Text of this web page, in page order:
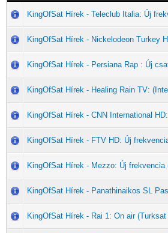
KingOfSat Hírek - Teleclub Italia: Új
KingOfSat Hírek - Nickelodeon Turkey
KingOfSat Hírek - Persiana Rap : Új
KingOfSat Hírek - Healing Rain TV:
KingOfSat Hírek - CNN International
KingOfSat Hírek - FTV HD: Új
KingOfSat Hírek - Mezzo: Új frekvencia
KingOfSat Hírek - Panathinaikos SL
KingOfSat Hírek - Rai 1: On air (Turksat